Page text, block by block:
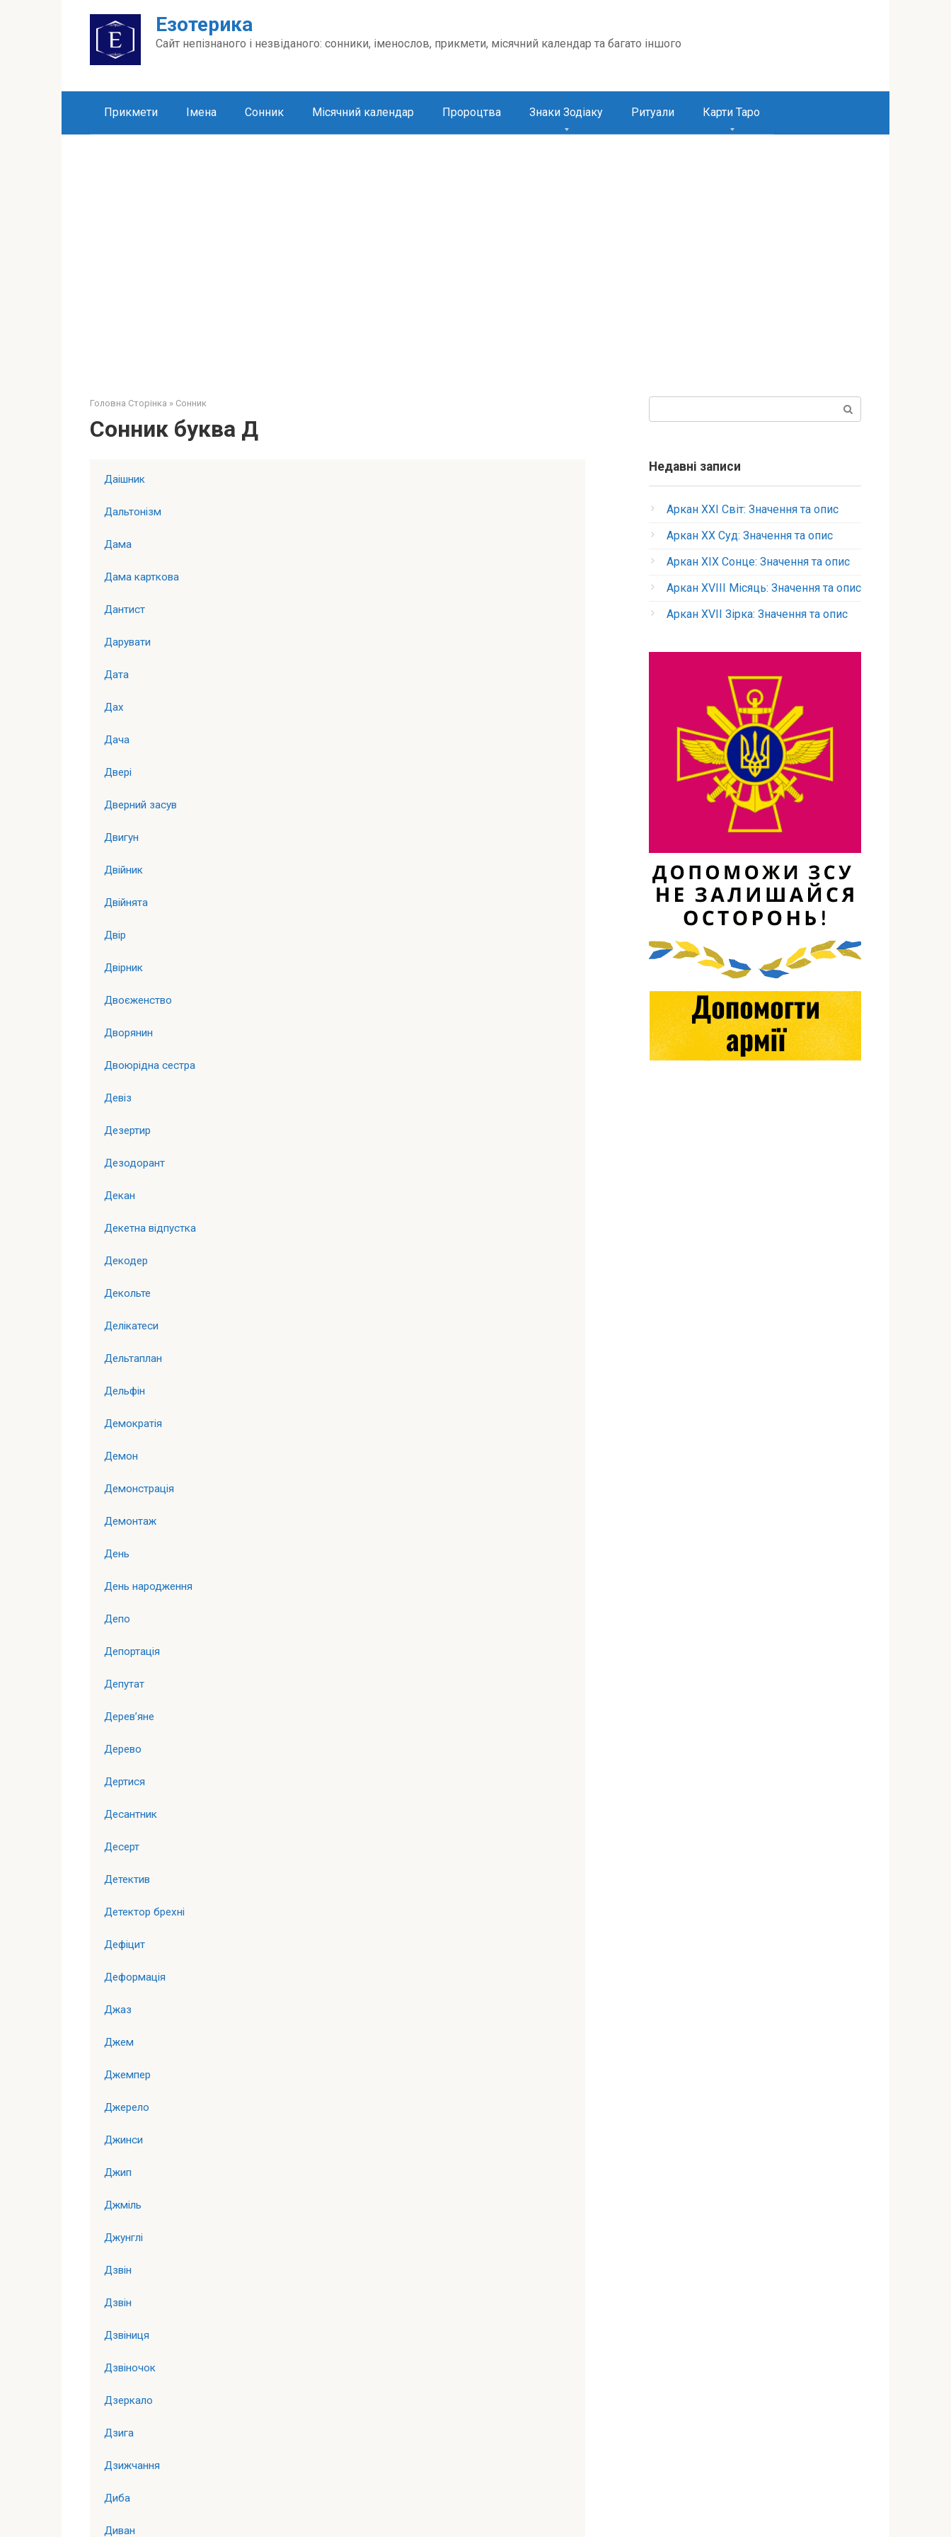
Езотерика
Сайт непізнаного і незвіданого: сонники, іменослов, прикмети, місячний календар та багато іншого
Прикмети Імена Сонник Місячний календар Пророцтва Знаки Зодіаку Ритуали Карти Таро
Головна Сторінка » Сонник
Сонник буква Д
Даішник
Дальтонізм
Дама
Дама карткова
Дантист
Дарувати
Дата
Дах
Дача
Двері
Дверний засув
Двигун
Двійник
Двійнята
Двір
Двірник
Двоєженство
Дворянин
Двоюрідна сестра
Девіз
Дезертир
Дезодорант
Декан
Декетна відпустка
Декодер
Декольте
Делікатеси
Дельтаплан
Дельфін
Демократія
Демон
Демонстрація
Демонтаж
День
День народження
Депо
Депортація
Депутат
Дерев’яне
Дерево
Дертися
Десантник
Десерт
Детектив
Детектор брехні
Дефіцит
Деформація
Джаз
Джем
Джемпер
Джерело
Джинси
Джип
Джміль
Джунглі
Дзвін
Дзвін
Дзвіниця
Дзвіночок
Дзеркало
Дзига
Дзижчання
Диба
Диван
Недавні записи
Аркан XXI Світ: Значення та опис
Аркан XX Суд: Значення та опис
Аркан XIX Сонце: Значення та опис
Аркан XVIII Місяць: Значення та опис
Аркан XVII Зірка: Значення та опис